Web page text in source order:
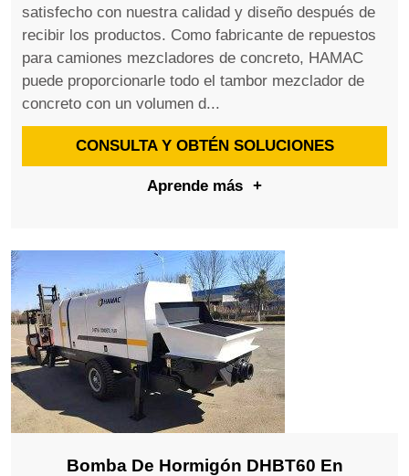
satisfecho con nuestra calidad y diseño después de
recibir los productos. Como fabricante de repuestos
para camiones mezcladores de concreto, HAMAC
puede proporcionarle todo el tambor mezclador de
concreto con un volumen d...
CONSULTA Y OBTÉN SOLUCIONES
Aprende más +
Bomba De Hormigón DHBT60 En